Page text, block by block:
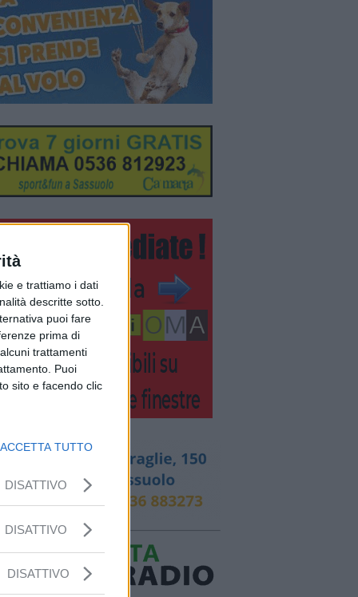
e trattiamo i dati
descritte sotto.
puoi fare
prima di
trattamenti
Puoi
sito e facendo clic
ACCETTA TUTTO
DISATTIVO
DISATTIVO
DISATTIVO